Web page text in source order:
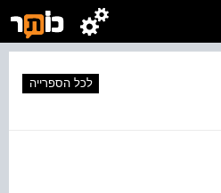
לכל הספרייה